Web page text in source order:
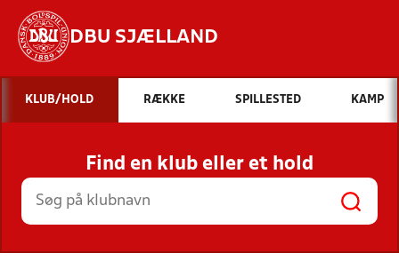
DBU SJÆLLAND
Hvad vil du søge efter?
INDHOLD OG NYHEDER
STILLINGER, RESULTATER, KLUBBER OG
HOLD
KLUB/HOLD RÆKKE SPILLESTED KAMP
Find en klub eller et hold